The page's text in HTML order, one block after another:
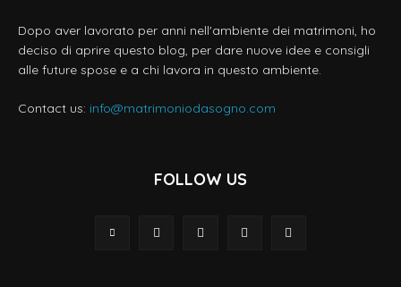
Dopo aver lavorato per anni nell'ambiente dei matrimoni, ho
deciso di aprire questo blog, per dare nuove idee e consigli
alle future spose e a chi lavora in questo ambiente.
Contact us: info@matrimoniodasogno.com
FOLLOW US